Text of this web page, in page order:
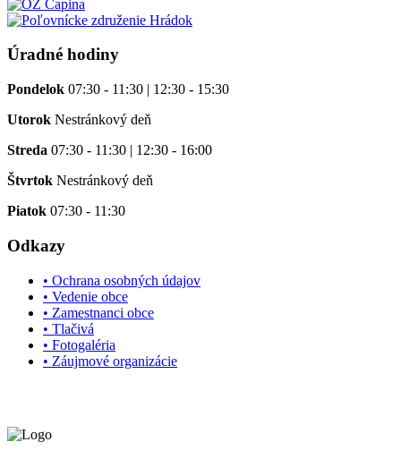
Úradné hodiny
Pondelok 07:30 - 11:30 | 12:30 - 15:30
Utorok Nestránkový deň
Streda 07:30 - 11:30 | 12:30 - 16:00
Štvrtok Nestránkový deň
Piatok 07:30 - 11:30
Odkazy
• Ochrana osobných údajov
• Vedenie obce
• Zamestnanci obce
• Tlačivá
• Fotogaléria
• Záujmové organizácie